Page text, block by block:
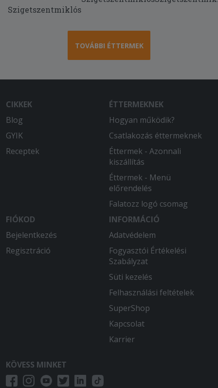
90percet vártunk majd megkaptuk a
2025-08-07 - Réka:
Az egyik töltött lángoson nem volt a
tetején sajt, szomorú vagyok, pedig
nagyon sokszor rendelek, és nagyon
Szigetszentmiklós
TOVÁBBI ÉTTERMEK
CIKKEK
Blog
GYIK
Receptek
ÉTTERMEKNEK
Hogyan működik?
Csatlakozás éttermeknek
Éttermek - Azonnali
kiszállítás
Éttermek - Menü
előrendelés
Falatozz logó csomag
FIÓKOD
Bejelentkezés
Regisztráció
INFORMÁCIÓ
Adatvédelem
Fogyasztói Értékelési
Szabályzat
Süti kezelés
Felhasználási feltételek
SuperShop
Kapcsolat
Karrier
KÖVESS MINKET